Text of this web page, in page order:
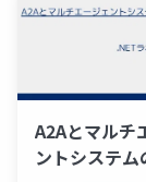
A2Aとマルチ
ントシステム